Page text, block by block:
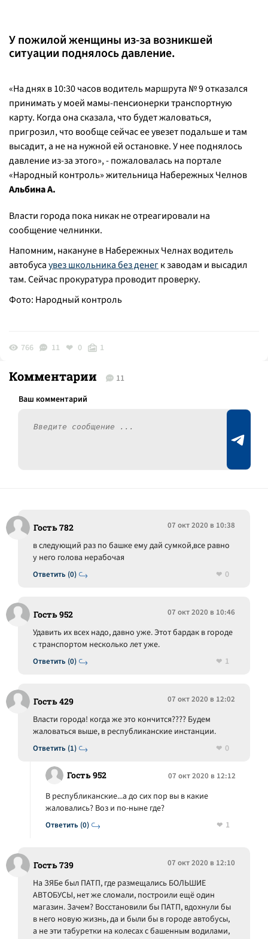
У пожилой женщины из-за возникшей
ситуации поднялось давление.
«На днях в 10:30 часов водитель маршрута № 9 отказался
принимать у моей мамы-пенсионерки транспортную
карту. Когда она сказала, что будет жаловаться,
пригрозил, что вообще сейчас ее увезет подальше и там
высадит, а не на нужной ей остановке. У нее поднялось
давление из-за этого», - пожаловалась на портале
«Народный контроль» жительница Набережных Челнов
Альбина А.
Власти города пока никак не отреагировали на
сообщение челнинки.
Напомним, накануне в Набережных Челнах водитель
автобусаувез школьника без денегк заводам и высадил
там. Сейчас прокуратура проводит проверку.
Фото: Народный контроль
766 11 0 1
Комментарии 11
Гость 782 07 окт 2020 в 10:38
Ответить (0)
в следующий раз по башке ему дай сумкой,все равно
у него голова нерабочая
0
Гость 952 07 окт 2020 в 10:46
Ответить (0)
Удавить их всех надо, давно уже. Этот бардак в городе
с транспортом несколько лет уже.
1
Гость 429 07 окт 2020 в 12:02
Ответить (1)
Власти города! когда же это кончится???? Будем
жаловаться выше, в республиканские инстанции.
0
Гость 952 07 окт 2020 в 12:12
Ответить (0)
В республиканские...а до сих пор вы в какие
жаловались? Воз и по-ныне где?
1
Гость 739 07 окт 2020 в 12:10
На ЗЯБе был ПАТП, где размещались БОЛЬШИЕ
АВТОБУСЫ, нет же сломали, построили ещё один
магазин. Зачем? Восстановили бы ПАТП, вдохнули бы
в него новую жизнь, да и были бы в городе автобусы,
а не эти табуретки на колесах с башенным водилами,